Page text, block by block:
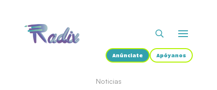
Anúnciate Apóyanos
Noticias